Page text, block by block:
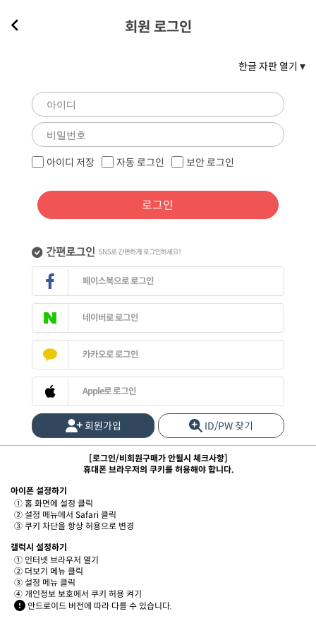
회원 로그인
한글 자판 열기
아이디 저장 자동 로그인 보안 로그인
로그인
페이스북으로 로그인
네이버로 로그인
카카오로 로그인
Apple로 로그인
회원가입 ID/PW 찾기
[로그인/비회원구매가 안될시 체크사항]
휴대폰 브라우저의 쿠키를 허용해야 합니다.
아이폰 설정하기
① 홈 화면에 설정 클릭
② 설정 메뉴에서 Safari 클릭
③ 쿠키 차단을 항상 허용으로 변경
갤럭시 설정하기
① 인터넷 브라우저 열기
② 더보기 메뉴 클릭
③ 설정 메뉴 클릭
④ 개인정보 보호에서 쿠키 허용 켜기
안드로이드 버전에 따라 다를 수 있습니다.